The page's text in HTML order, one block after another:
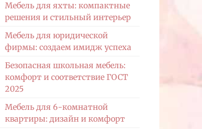
Мебель для яхты: компактные
решения и стильный интерьер
Мебель для юридической
фирмы: создаем имидж успеха
Безопасная школьная мебель:
комфорт и соответствие ГОСТ
2025
Мебель для 6-комнатной
квартиры: дизайн и комфорт